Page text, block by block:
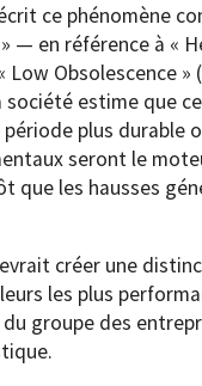
ce phénomène
— en référence à «
Obsolescence »
société estime que
période plus durable
seront le
que les hausses
créer une
les plus
groupe des